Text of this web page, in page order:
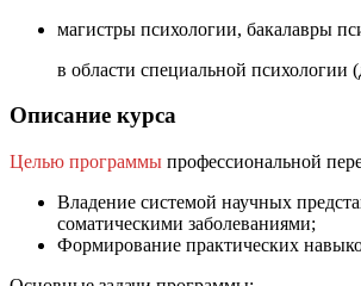
магистры психологии, бакалавры
в области специальной психологии
Описание курса
Целью программы профессиональной
Владение системой научных
соматическими заболеваниями;
Формирование практических